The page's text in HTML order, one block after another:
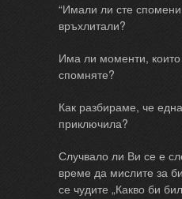
“Имали ли сте
връхлитали?
Има ли моменти, които
спомняте?
Как разбираме, че
приключила?
Случвало ли Ви се е
време да мислите за
се чудите „Какво би